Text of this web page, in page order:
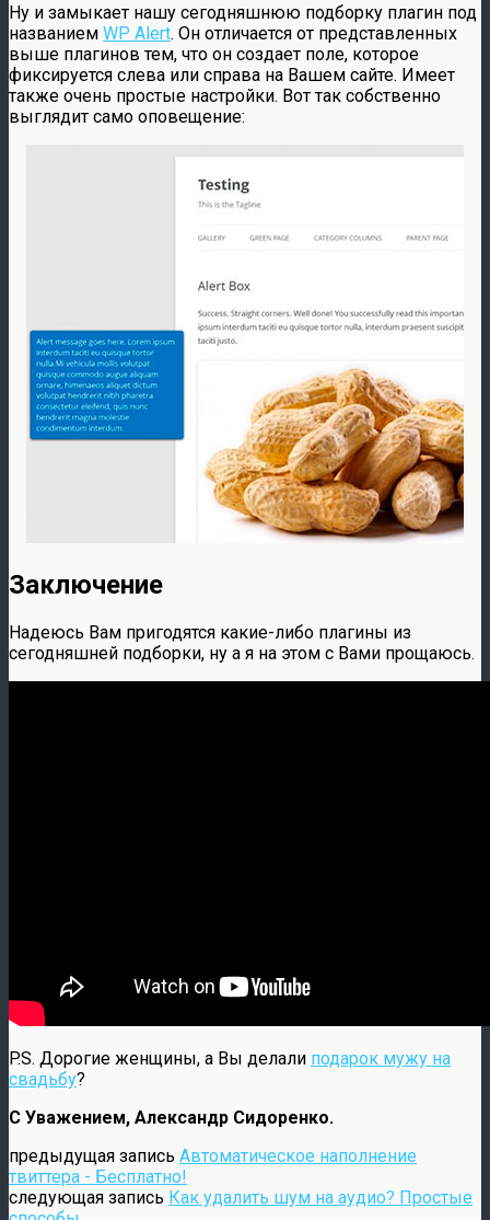
Ну и замыкает нашу сегодняшнюю подборку плагин под
названием WP Alert. Он отличается от представленных
выше плагинов тем, что он создает поле, которое
фиксируется слева или справа на Вашем сайте. Имеет
также очень простые настройки. Вот так собственно
выглядит само оповещение:
Заключение
Надеюсь Вам пригодятся какие-либо плагины из
сегодняшней подборки, ну а я на этом с Вами прощаюсь.
P.S. Дорогие женщины, а Вы делали подарок мужу на
свадьбу?
С Уважением, Александр Сидоренко.
предыдущая запись Автоматическое наполнение
твиттера - Бесплатно!
следующая запись Как удалить шум на аудио? Простые